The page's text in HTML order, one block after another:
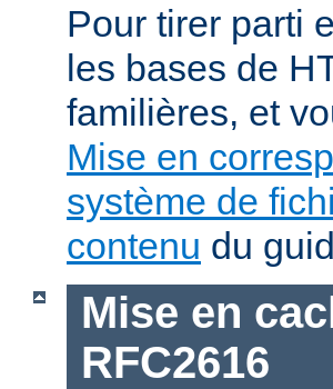
Pour tirer parti
les bases de
familières, et
Mise en
système de
contenu du
Mise en
RFC2616